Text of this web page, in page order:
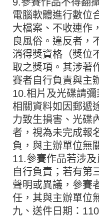
電腦軟體進行數位
大檔案、不收連作
良風俗。違反者，
消得獎資格（獎位
取之獎項。其涉著
賽者自行負責與主
10.相片及光碟請
相關資料如因郵遞
力致生損害、光碟
者，視為未完成報
負，與主辦單位無
11.參賽作品若涉
自行負責；若有第
聲明或異議，參賽
任，其與主辦單位
九、送件日期：